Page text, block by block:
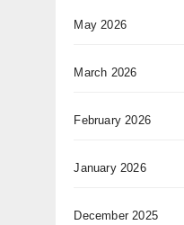
May 2026
March 2026
February 2026
January 2026
December 2025